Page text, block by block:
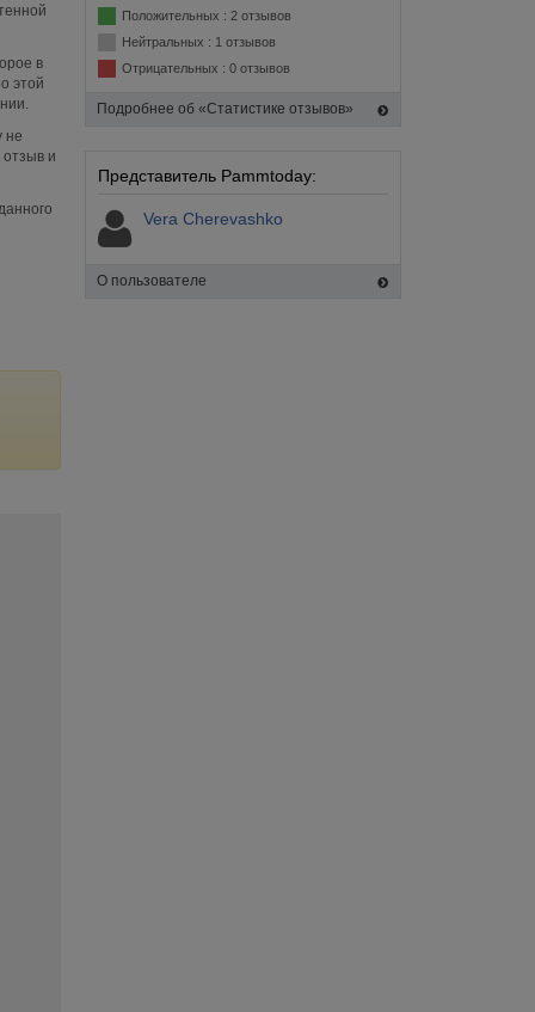
в
этой
не
и
Положительных : 2 отзывов
Нейтральных : 1 отзывов
Отрицательных : 0 отзывов
Подробнее об «Статистике отзывов»
Представитель Pammtoday:
Vera Cherevashko
О пользователе